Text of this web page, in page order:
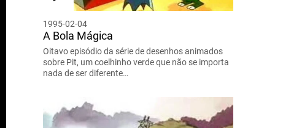
1995-02-04
A Bola Mágica
Oitavo episódio da série de desenhos animados
sobre Pit, um coelhinho verde que não se importa
nada de ser diferente…